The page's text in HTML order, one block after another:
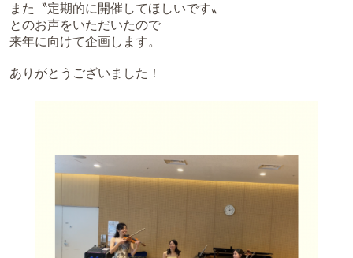
また〝定期的に開催してほしいです〟
とのお声をいただいたので
来年に向けて企画します。
ありがとうございました！